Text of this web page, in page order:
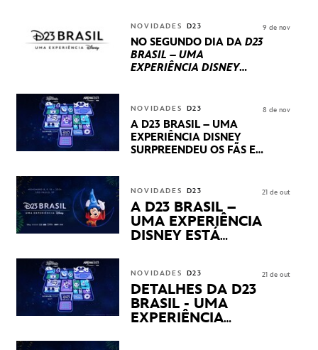
INTERNACIONAIS E
PRODUÇÕES BRASILEIRAS
NOVIDADES D23
NO SEGUNDO DIA DA D23
BRASIL – UMA
EXPERIÊNCIA DISNEY
STUDIOS REVELARAM
PRÉVIAS E NOVIDADES
DOS SEUS PRÓXIMOS
LANÇAMENTOS
9 de nov
NOVIDADES D23
A D23 BRASIL – UMA
EXPERIÊNCIA DISNEY
SURPREENDEU OS FÃS EM
APRESENTAÇÕES E
PRODUTOS EXCLUSIVOS
NO TRANSAMÉRICA EXPO
CENTER EM SÃO PAULO
8 de nov
NOVIDADES D23
A D23 BRASIL –
UMA EXPERIÊNCIA
DISNEY ESTÁ
21 de out
NOVIDADES D23
DETALHES DA D23
BRASIL - UMA
EXPERIÊNCIA
21 de out